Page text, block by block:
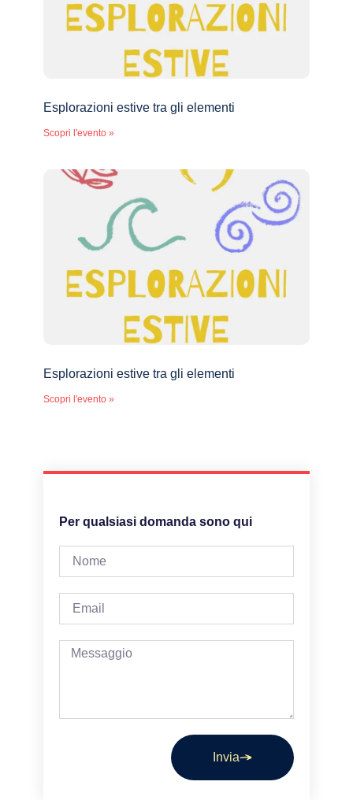
Esplorazioni estive tra gli elementi
Scopri l'evento »
Esplorazioni estive tra gli elementi
Scopri l'evento »
Per qualsiasi domanda sono qui
Invia